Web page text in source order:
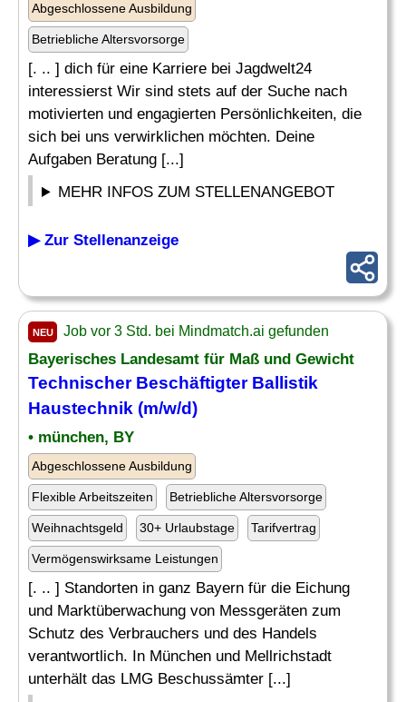
Abgeschlossene Ausbildung
Betriebliche Altersvorsorge
[. .. ] dich für eine Karriere bei Jagdwelt24
interessierst Wir sind stets auf der Suche nach
motivierten und engagierten Persönlichkeiten, die
sich bei uns verwirklichen möchten. Deine
Aufgaben Beratung [...]
MEHR INFOS ZUM STELLENANGEBOT
▶ Zur Stellenanzeige
NEU Job vor 3 Std. bei Mindmatch.ai gefunden
Bayerisches Landesamt für Maß und Gewicht
Technischer Beschäftigter Ballistik
Haustechnik (m/w/d)
• münchen, BY
Abgeschlossene Ausbildung
Flexible Arbeitszeiten Betriebliche Altersvorsorge
Weihnachtsgeld 30+ Urlaubstage Tarifvertrag
Vermögenswirksame Leistungen
[. .. ] Standorten in ganz Bayern für die Eichung
und Marktüberwachung von Messgeräten zum
Schutz des Verbrauchers und des Handels
verantwortlich. In München und Mellrichstadt
unterhält das LMG Beschussämter [...]